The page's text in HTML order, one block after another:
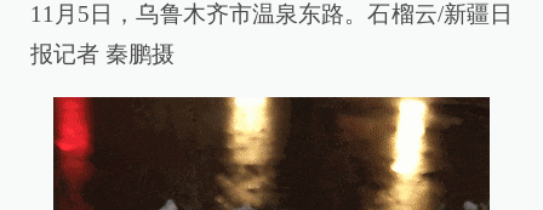
11月5日，乌鲁木齐市温泉东路。石榴云/新疆日
报记者 秦鹏摄